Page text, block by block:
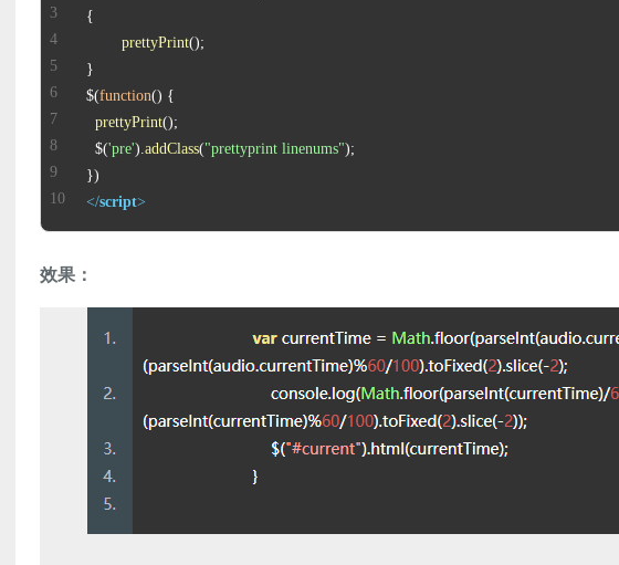
prettyPrint
$(function(
prettyPrint
  $(
'pre').addClass("prettyprint linenums"
</script>
效果：